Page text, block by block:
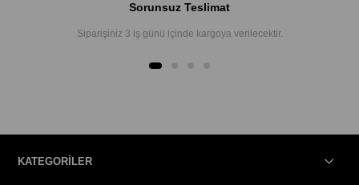
Sorunsuz Teslimat
Siparişiniz 3 iş günü içinde kargoya verilecektir.
KATEGORİLER